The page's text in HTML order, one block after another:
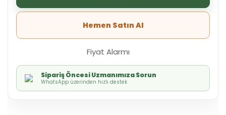
Hemen Satın Al
Fiyat Alarmı
Sipariş Öncesi Uzmanımıza Sorun
WhatsApp üzerinden hızlı destek